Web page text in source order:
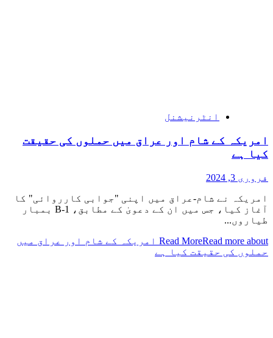
انٹرنیشنل
امریکہ کے شام اور عراق میں حملوں کی حقیقت
کیا ہے
فروری 3, 2024
امریکہ نے شام-عراق میں اپنی "جوابی کارروائی" کا
آغاز کیا، جس میں ان کے دعویٰ کے مطابق، B-1 بمبار
طیاروں...
Read More Read more about امریکہ کے شام اور عراق میں
حملوں کی حقیقت کیا ہے